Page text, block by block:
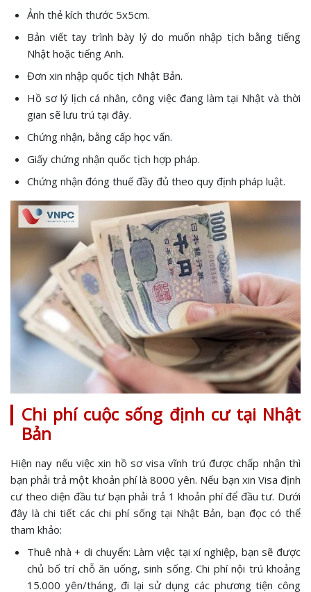
Ảnh thẻ kích thước 5x5cm.
Bản viết tay trình bày lý do muốn nhập tịch bằng tiếng
Nhật hoặc tiếng Anh.
Đơn xin nhập quốc tịch Nhật Bản.
Hồ sơ lý lịch cá nhân, công việc đang làm tại Nhật và thời
gian sẽ lưu trú tại đây.
Chứng nhận, bằng cấp học vấn.
Giấy chứng nhận quốc tịch hợp pháp.
Chứng nhận đóng thuế đầy đủ theo quy định pháp luật.
Chi phí cuộc sống định cư tại Nhật
Bản
Hiện nay nếu việc xin hồ sơ visa vĩnh trú được chấp nhận thì
bạn phải trả một khoản phí là 8000 yên. Nếu bạn xin Visa định
cư theo diện đầu tư bạn phải trả 1 khoản phí để đầu tư. Dưới
đây là chi tiết các chi phí sống tại Nhật Bản, bạn đọc có thể
tham khảo:
Thuê nhà + di chuyển: Làm việc tại xí nghiệp, bạn sẽ được
chủ bố trí chỗ ăn uống, sinh sống. Chi phí nội trú khoảng
15.000 yên/tháng, đi lại sử dụng các phương tiện công